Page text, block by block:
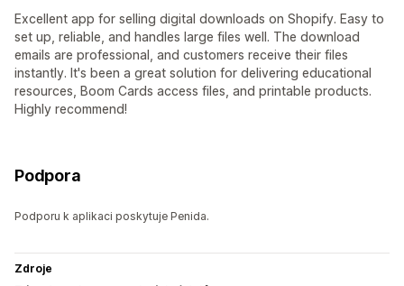
Excellent app for selling digital downloads on Shopify. Easy to
set up, reliable, and handles large files well. The download
emails are professional, and customers receive their files
instantly. It's been a great solution for delivering educational
resources, Boom Cards access files, and printable products.
Highly recommend!
Podpora
Podporu k aplikaci poskytuje Penida.
Zdroje